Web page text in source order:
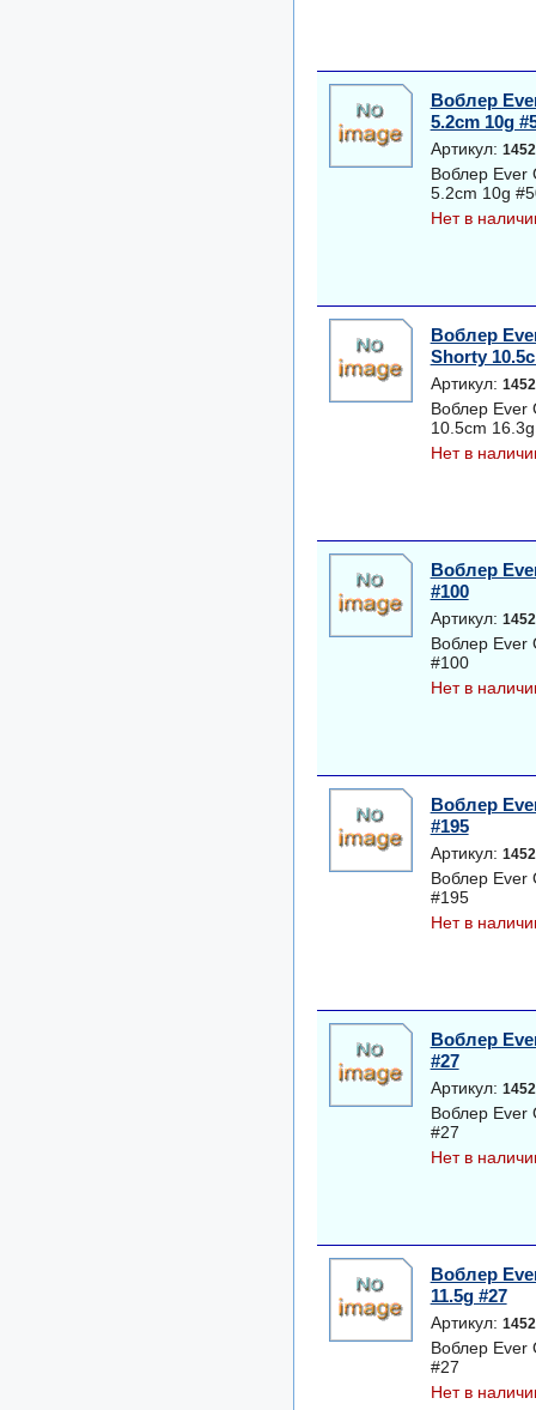
Воблер
5.2cm 10g
Артикул:
Воблер Ever
5.2cm 10g
Нет в
Воблер
Shorty
Артикул:
Воблер Ever
10.5cm
Нет в
Воблер
#100
Артикул:
Воблер Ever
#100
Нет в
Воблер
#195
Артикул:
Воблер Ever
#195
Нет в
Воблер
#27
Артикул:
Воблер Ever
#27
Нет в
Воблер
11.5g #27
Артикул:
Воблер Ever
#27
Нет в